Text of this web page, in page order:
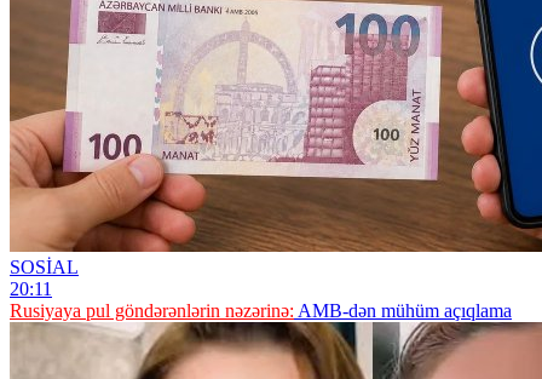
SOSİAL
20:11
Rusiyaya pul göndərənlərin nəzərinə: AMB-dən mühüm açıqlama